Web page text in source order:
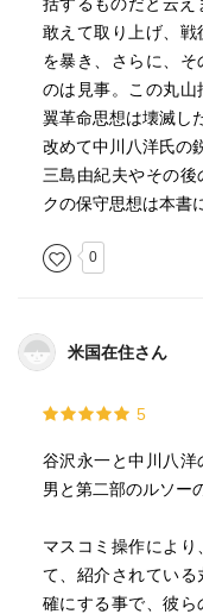
敢えて取り上げ、
を暴き、さらに、
のは見事。この丸
翼革命思想は壊滅し
改めて中川八洋氏の
三島由紀夫やその
クの保守思想は本書
0
米国在住さん
5
谷沢永一と中川八
男と第二部のルソー
マスコミ操作によ
て、紹介されている
確にする事で、彼ら